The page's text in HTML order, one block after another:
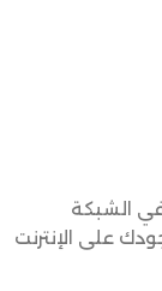
الشبكة
على الإنترنت